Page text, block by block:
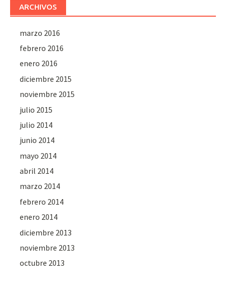
ARCHIVOS
marzo 2016
febrero 2016
enero 2016
diciembre 2015
noviembre 2015
julio 2015
julio 2014
junio 2014
mayo 2014
abril 2014
marzo 2014
febrero 2014
enero 2014
diciembre 2013
noviembre 2013
octubre 2013